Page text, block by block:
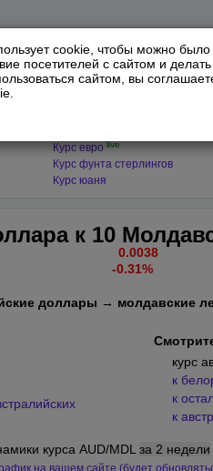
cookie, чтобы можно было
посетителей с сайтом и
сайтом, вы
Курс евро live
Курс фунта стерлингов
Курс юаня
к 10
0.0038
-0.31%
доллары → молдавские
курс
к
к
к
курса AUD/MDL за 2 недели
на вашем сайте (будет